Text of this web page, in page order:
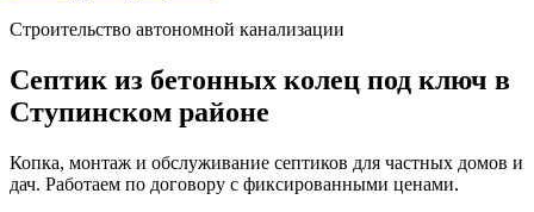
Строительство автономной канализации
Септик из бетонных колец под ключ в
Ступинском районе
Копка, монтаж и обслуживание септиков для частных домов и
дач. Работаем по договору с фиксированными ценами.